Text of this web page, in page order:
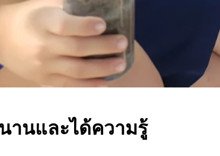
านและได้ความรู้